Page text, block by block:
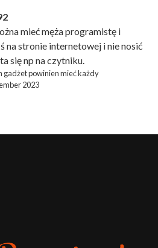
mieć męża programistę i
na stronie internetowej i nie nosić
się np na czytniku.
gadżet powinien mieć każdy
2023